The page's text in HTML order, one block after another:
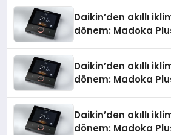
Daikin’den akıllı
dönem: Madoka
Daikin’den akıllı
dönem: Madoka
Daikin’den akıllı
dönem: Madoka